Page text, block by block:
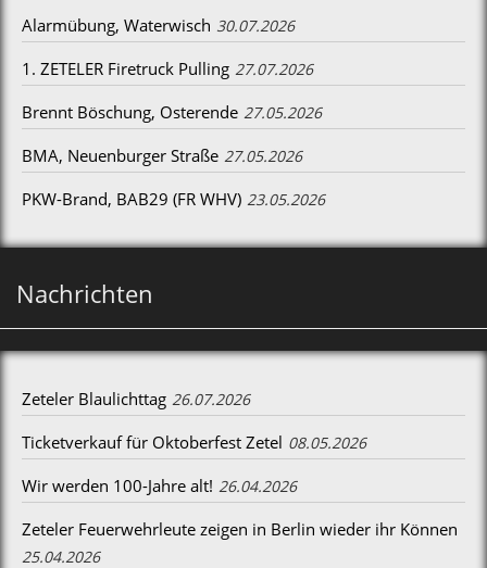
Alarmübung, Waterwisch 30.07.2026
1. ZETELER Firetruck Pulling 27.07.2026
Brennt Böschung, Osterende 27.05.2026
BMA, Neuenburger Straße 27.05.2026
PKW-Brand, BAB29 (FR WHV) 23.05.2026
Nachrichten
Zeteler Blaulichttag 26.07.2026
Ticketverkauf für Oktoberfest Zetel 08.05.2026
Wir werden 100-Jahre alt! 26.04.2026
Zeteler Feuerwehrleute zeigen in Berlin wieder ihr Können
25.04.2026